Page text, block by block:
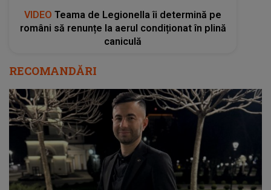
VIDEO Teama de Legionella îi determină pe
români să renunțe la aerul condiționat în plină
caniculă
RECOMANDĂRI